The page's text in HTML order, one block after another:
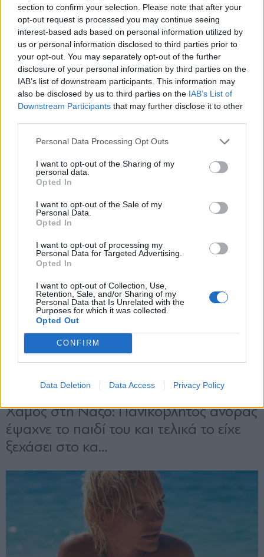
section to confirm your selection. Please note that after your
opt-out request is processed you may continue seeing
interest-based ads based on personal information utilized by
us or personal information disclosed to third parties prior to
your opt-out. You may separately opt-out of the further
disclosure of your personal information by third parties on the
IAB’s list of downstream participants. This information may
also be disclosed by us to third parties on the IAB’s List of
Downstream Participants that may further disclose it to other
Personal Data Processing Opt Outs
I want to opt-out of the Sharing of my
personal data.
Opted In
I want to opt-out of the Sale of my
Personal Data.
Opted In
I want to opt-out of processing my
Personal Data for Targeted Advertising.
Opted In
I want to opt-out of Collection, Use,
Retention, Sale, and/or Sharing of my
Personal Data that Is Unrelated with the
Purposes for which it was collected.
Opted Out
CONFIRM
Data Deletion Data Access Privacy Policy
Εγγραφή στο newsletter
Αποδέχομαι τους
και την πολιτική απορρήτου
X